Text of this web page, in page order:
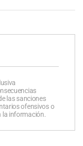
las sanciones
ofensivos o
la información.